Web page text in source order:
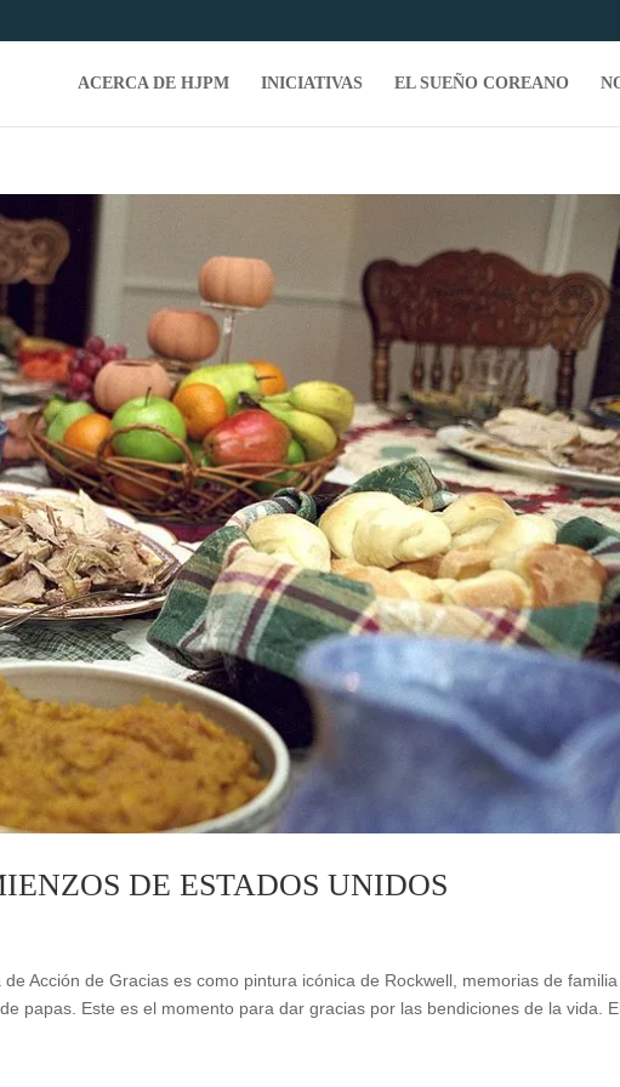
ACERCA DE HJPM INICIATIVAS EL SUEÑO COREANO
DE ESTADOS UNIDOS
Acción de Gracias es como pintura icónica de Rockwell, memorias de
papas. Este es el momento para dar gracias por las bendiciones de la vida.